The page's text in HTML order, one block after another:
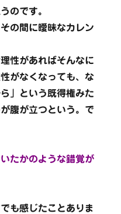
のです。
の間に曖昧なカレン
性があればそんなに
がなくなっても、な
」という既得権みた
腹が立つという。で
たかのような錯覚が
も感じたことありま